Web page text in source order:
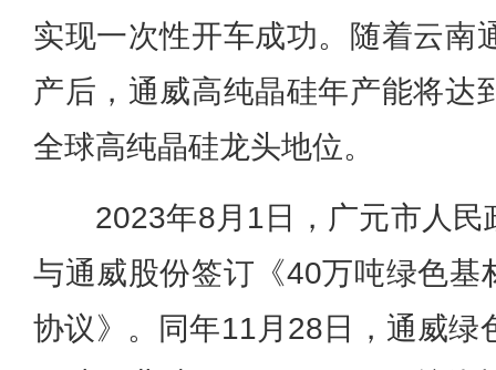
实现一次性开车成功。随着云南
产后，通威高纯晶硅年产能将达
全球高纯晶硅龙头地位。
2023年8月1日，广元市人
与通威股份签订《40万吨绿色基
协议》。同年11月28日，通威绿